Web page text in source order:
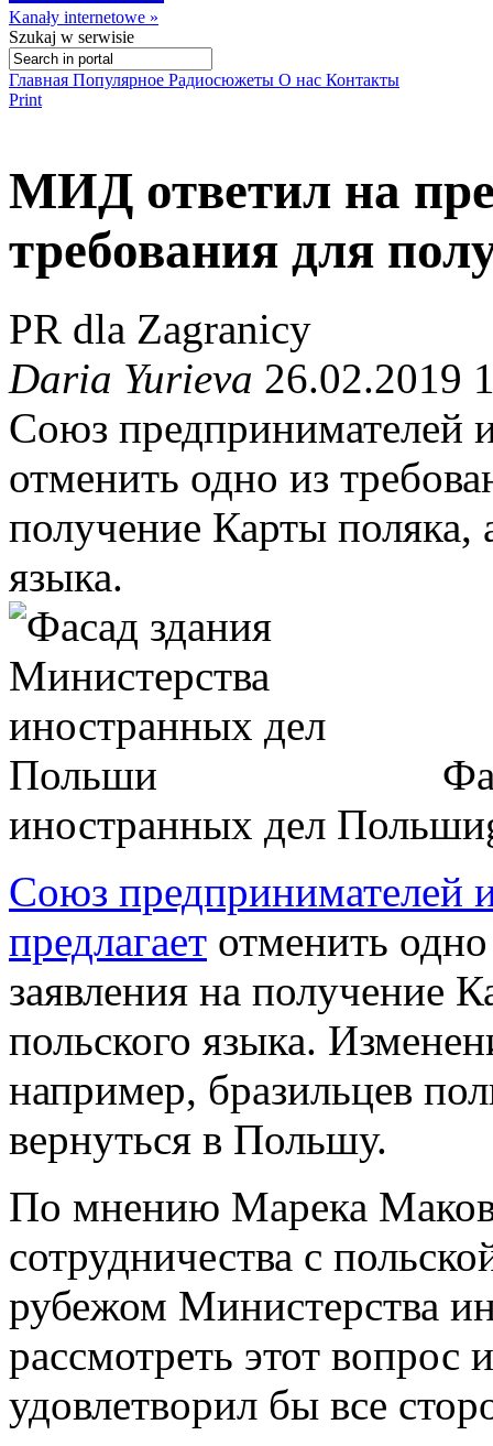
Kanały internetowe »
Szukaj w serwisie
Главная Популярное Радиосюжеты О нас Контакты
Print
МИД ответил на
требования для
PR dla Zagranicy
Daria Yurieva 26.02.2019
Союз предпринимателей
отменить одно из
получение Карты поляка,
языка.
иностранных дел Польши
Союз предпринимателей
предлагает отменить
заявления на получение
польского языка.
например, бразильцев
вернуться в Польшу.
По мнению Марека
сотрудничества с
рубежом Министерства
рассмотреть этот
удовлетворил бы все